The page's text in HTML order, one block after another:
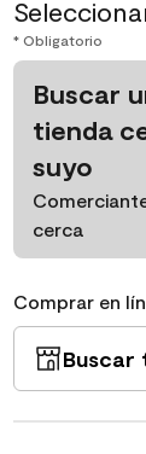
* Obligatorio
Buscar
tienda
suyo
cerca
Comprar en
Buscar